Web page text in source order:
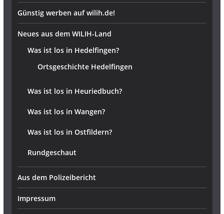
Günstig werben auf wilih.de!
Neues aus dem WILIH-Land
Was ist los in Hedelfingen?
Ortsgeschichte Hedelfingen
Was ist los in Heuriedbuch?
Was ist los in Wangen?
Was ist los in Ostfildern?
Rundgeschaut
Aus dem Polizeibericht
Impressum